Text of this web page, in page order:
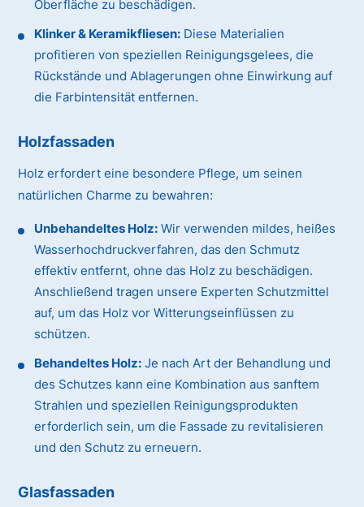
Oberfläche zu beschädigen.
Klinker & Keramikfliesen: Diese Materialien
profitieren von speziellen Reinigungsgelees, die
Rückstände und Ablagerungen ohne Einwirkung auf
die Farbintensität entfernen.
Holzfassaden
Holz erfordert eine besondere Pflege, um seinen
natürlichen Charme zu bewahren:
Unbehandeltes Holz: Wir verwenden mildes, heißes
Wasserhochdruckverfahren, das den Schmutz
effektiv entfernt, ohne das Holz zu beschädigen.
Anschließend tragen unsere Experten Schutzmittel
auf, um das Holz vor Witterungseinflüssen zu
schützen.
Behandeltes Holz: Je nach Art der Behandlung und
des Schutzes kann eine Kombination aus sanftem
Strahlen und speziellen Reinigungsprodukten
erforderlich sein, um die Fassade zu revitalisieren
und den Schutz zu erneuern.
Glasfassaden